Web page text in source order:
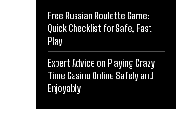
Free Russian Roulette Game:
Quick Checklist for Safe, Fast
Play
Expert Advice on Playing Crazy
Time Casino Online Safely and
Enjoyably